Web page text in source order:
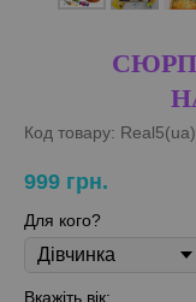
Код товару: Real5(ua)
999 грн.
Для кого?
Вкажіть вік: